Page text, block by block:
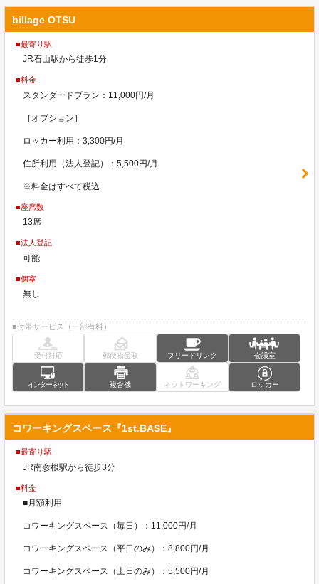
billage OTSU
■最寄り駅
JR石山駅から徒歩1分
■料金
スタンダードプラン：11,000円/月
［オプション］
ロッカー利用：3,300円/月
住所利用（法人登記）：5,500円/月
※料金はすべて税込
■座席数
13席
■法人登記
可能
■個室
無し
■付帯サービス（一部有料）
受付対応 郵便物受取 フリードリンク 会議室
インターネット 複合機 ネットワーキング ロッカー
コワーキングスペース『1st.BASE』
■最寄り駅
JR南彦根駅から徒歩3分
■料金
■月額利用
コワーキングスペース（毎日）：11,000円/月
コワーキングスペース（平日のみ）：8,800円/月
コワーキングスペース（土日のみ）：5,500円/月